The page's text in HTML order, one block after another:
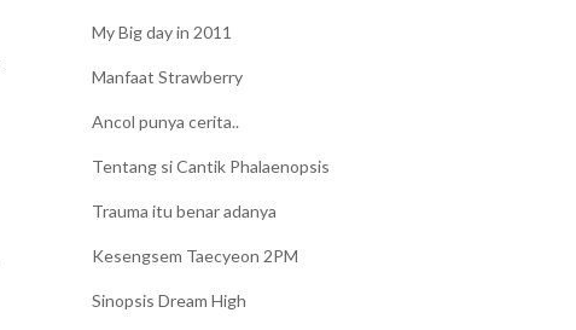
My Big day in 2011
Manfaat Strawberry
Ancol punya cerita..
Tentang si Cantik Phalaenopsis
Trauma itu benar adanya
Kesengsem Taecyeon 2PM
Sinopsis Dream High